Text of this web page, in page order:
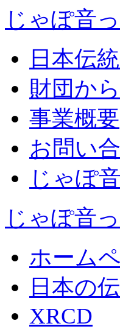
じゃぽ音
日本伝
財団か
事業概要
お問い
じゃぽ
じゃぽ音
ホーム
日本の
XRCD